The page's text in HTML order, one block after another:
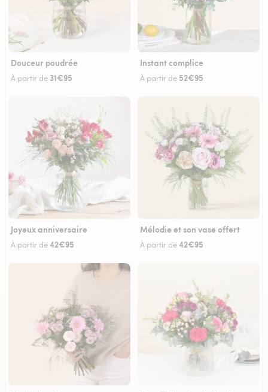
Douceur poudrée
À partir de 31€95
Instant complice
À partir de 52€95
Joyeux anniversaire
À partir de42€95
Mélodie et son vase offert
À partir de42€95